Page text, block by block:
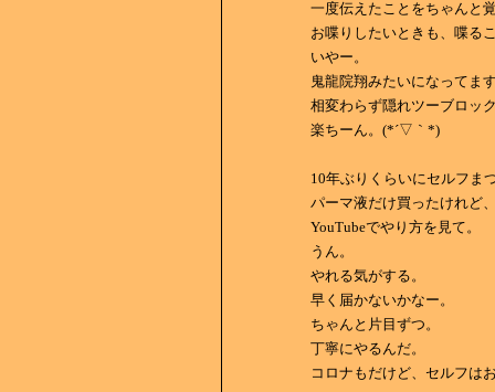
一度伝えたことをちゃんと
お喋りしたいときも、喋る
いやー。
鬼龍院翔みたいになってま
相変わらず隠れツーブロッ
楽ちーん。(*´▽｀*)
10年ぶりくらいにセルフま
パーマ液だけ買ったけれど
YouTubeでやり方を見て。
うん。
やれる気がする。
早く届かないかなー。
ちゃんと片目ずつ。
丁寧にやるんだ。
コロナもだけど、セルフは